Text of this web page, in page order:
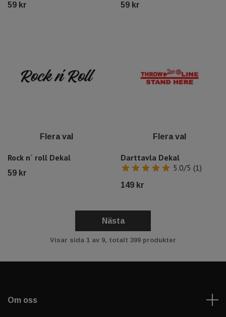
59 kr 59 kr
Flera val
Rock n´ roll Dekal
59 kr
Flera val
Darttavla Dekal
5.0/5 (1)
149 kr
Nästa
Visar sida 1 av 9, totalt 399 produkter
Om oss